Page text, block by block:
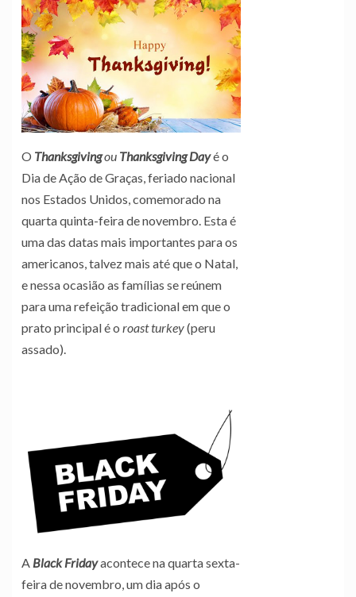
O Thanksgivingou Thanksgiving Dayé o
Dia de Ação de Graças, feriado nacional
nos Estados Unidos, comemorado na
quarta quinta-feira de novembro. Esta é
uma das datas mais importantes para os
americanos, talvez mais até que o Natal,
e nessa ocasião as famílias se reúnem
para uma refeição tradicional em que o
prato principal é o roast turkey(peru
assado).
A Black Fridayacontece na quarta sexta-
feira de novembro, um dia após o